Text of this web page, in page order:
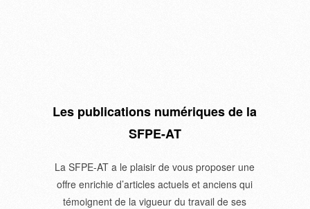
Les publications numériques de la
SFPE-AT
La SFPE-AT a le plaisir de vous proposer une
offre enrichie d’articles actuels et anciens qui
témoignent de la vigueur du travail de ses